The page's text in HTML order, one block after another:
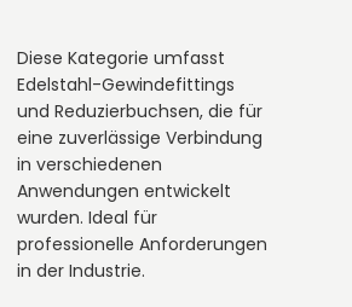
Diese Kategorie umfasst
Edelstahl-Gewindefittings
und Reduzierbuchsen, die für
eine zuverlässige Verbindung
in verschiedenen
Anwendungen entwickelt
wurden. Ideal für
professionelle Anforderungen
in der Industrie.